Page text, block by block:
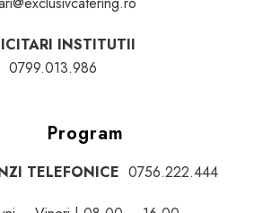
INSTITUTII
0799.013.986
Program
TELEFONICE0756.222.444